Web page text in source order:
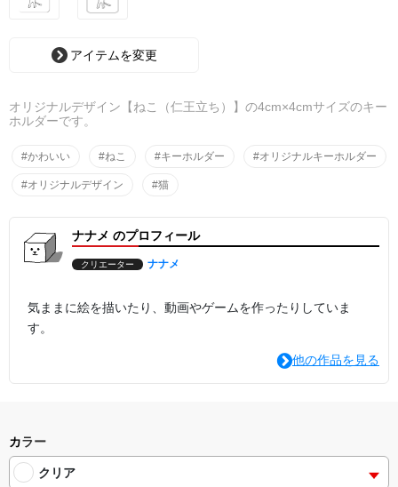
アイテムを変更
オリジナルデザイン【ねこ（仁王立ち）】の4cm×4cmサイズのキー
ホルダーです。
#かわいい #ねこ #キーホルダー #オリジナルキーホルダー
#オリジナルデザイン #猫
ナナメ のプロフィール
クリエーター ナナメ
気ままに絵を描いたり、動画やゲームを作ったりしていま
す。
他の作品を見る
カラー
クリア